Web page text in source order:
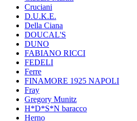
Cruciani
D.U.K.E.
Della Ciana
DOUCAL'S
DUNO
FABIANO RICCI
FEDELI
Ferre
FINAMORE 1925 NAPOLI
Fray
Gregory Munitz
H*D*S*N baracco
Herno